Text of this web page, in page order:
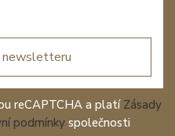
newsletteru
reCAPTCHA a platí Zásady
podmínky společnosti